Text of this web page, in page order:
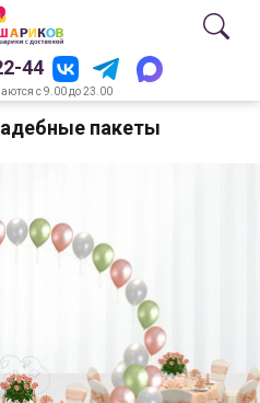
44
с 9.00 до 23.00
пакеты